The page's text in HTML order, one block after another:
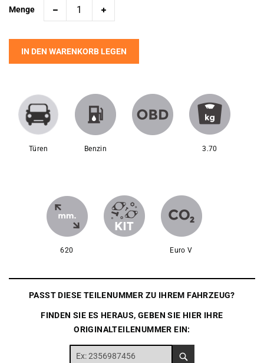
Menge
IN DEN WARENKORB LEGEN
Türen Benzin 3.70
620 Euro V
PASST DIESE TEILENUMMER ZU IHREM FAHRZEUG?
FINDEN SIE ES HERAUS, GEBEN SIE HIER IHRE
ORIGINALTEILENUMMER EIN: